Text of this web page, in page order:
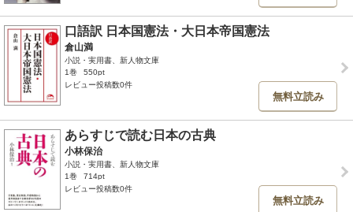
口語訳 日本国憲法・大日本帝国憲法
倉山満
小説・実用書、新人物文庫
1巻
550pt
レビュー投稿数0件
無料立読み
あらすじで読む日本の古典
小林保治
小説・実用書、新人物文庫
1巻
714pt
レビュー投稿数0件
無料立読み